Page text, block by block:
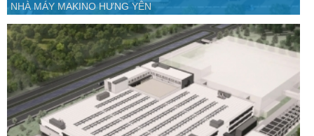
NHÀ MÁY MAKINO HƯNG YÊN